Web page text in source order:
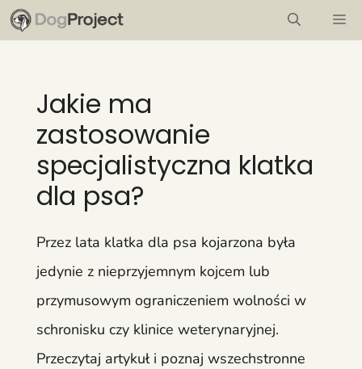
Przejdź
do
Jakie ma
zastosowanie
specjalistyczna klatka
dla psa?
Przez lata klatka dla psa kojarzona była
jedynie z nieprzyjemnym kojcem lub
przymusowym ograniczeniem wolności w
schronisku czy klinice weterynaryjnej.
Przeczytaj artykuł i poznaj wszechstronne